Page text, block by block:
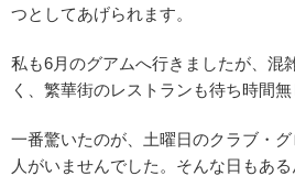
つとしてあげられます。
私も6月のグアムへ行きましたが、混
く、繁華街のレストランも待ち時間無
一番驚いたのが、土曜日のクラブ・
人がいませんでした。そんな日もあ